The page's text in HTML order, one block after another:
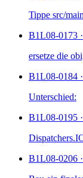
Tippe src/
B1L08-0173
ersetze die
B1L08-0184
Unterschied:
B1L08-0195
B1L08-0206